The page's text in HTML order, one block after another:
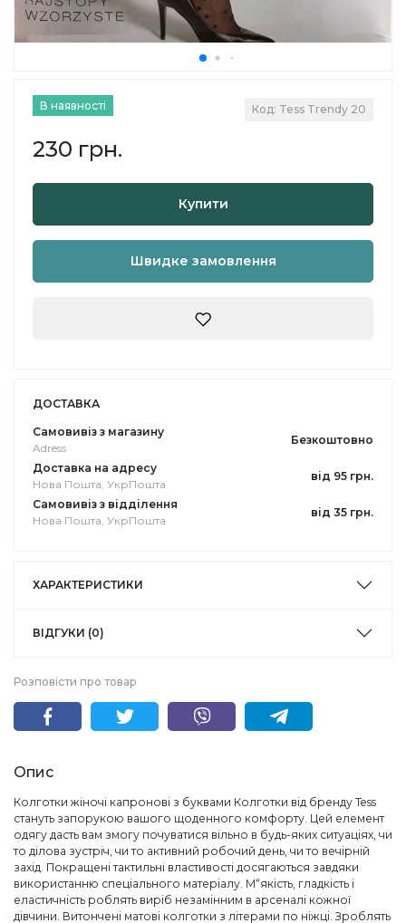
В наявності Код: Tess Trendy 20
230 грн.
Купити
Швидке замовлення
ДОСТАВКА
Самовивіз з магазину
Adress
Безкоштовно
Доставка на адресу
Нова Пошта, УкрПошта
від 95 грн.
Самовивіз з відділення
Нова Пошта, УкрПошта
від 35 грн.
ХАРАКТЕРИСТИКИ
ВІДГУКИ (0)
Розповісти про товар
Опис
Колготки жіночі капронові з буквами Колготки від бренду Tess
стануть запорукою вашого щоденного комфорту. Цей елемент
одягу дасть вам змогу почуватися вільно в будь-яких ситуаціях, чи
то ділова зустріч, чи то активний робочий день, чи то вечірній
захід. Покращені тактильні властивості досягаються завдяки
використанню спеціального матеріалу. М“якість, гладкість і
еластичність роблять виріб незамінним в арсеналі кожної
дівчини. Витончені матові колготки з літерами по ніжці. Зроблять